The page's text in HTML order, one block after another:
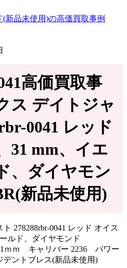
(新品未使用)の高価買取事例
高価買取事
ス デイトジャ
0041 レッド
31 mm、イエ
、ダイヤモン
新品未使用)